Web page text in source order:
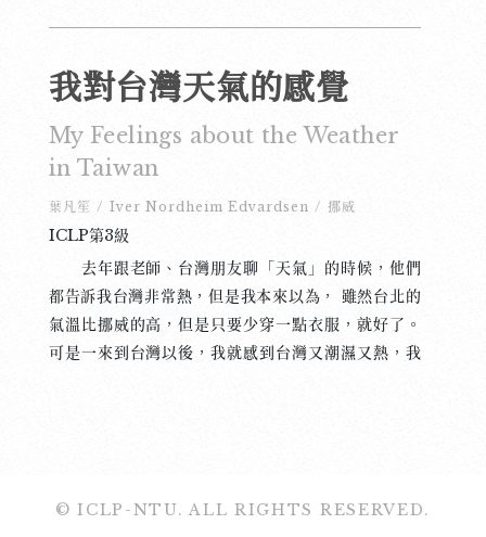
我對台灣天氣的感覺
My Feelings about the Weather
in Taiwan
葉凡笙 / Iver Nordheim Edvardsen / 挪威
ICLP第3級
去年跟老師、台灣朋友聊「天氣」的時候，他們
都告訴我台灣非常熱，但是我本來以為， 雖然台北的
氣溫比挪威的高，但是只要少穿一點衣服，就好了。
可是一來到台灣以後，我就感到台灣又潮濕又熱，我
起挪威。 雖然挪威的冬天又冷又乾，不過我的身體已
© ICLP-NTU. ALL RIGHTS RESERVED.